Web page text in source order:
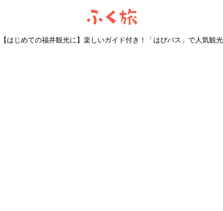
ふく旅
【はじめての福井観光に】楽しいガイド付き！「はぴバス」で人気